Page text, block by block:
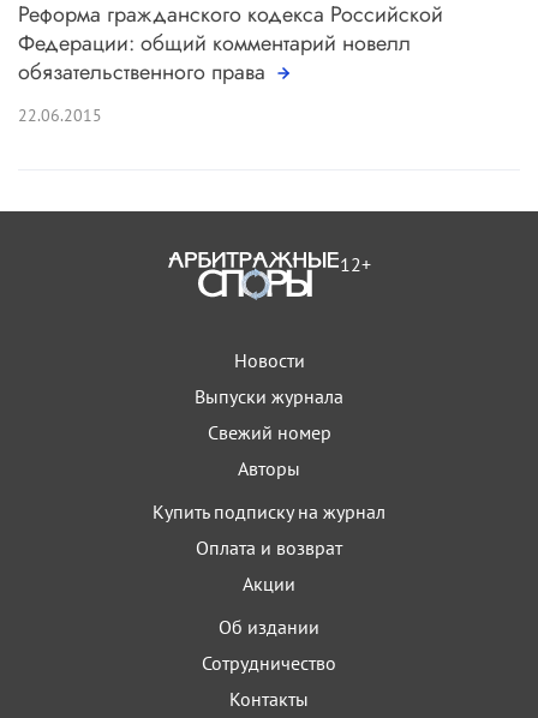
Реформа гражданского кодекса Российской
Федерации: общий комментарий новелл
обязательственного права
22.06.2015
12+
Новости
Выпуски журнала
Свежий номер
Авторы
Купить подписку на журнал
Оплата и возврат
Акции
Об издании
Сотрудничество
Контакты